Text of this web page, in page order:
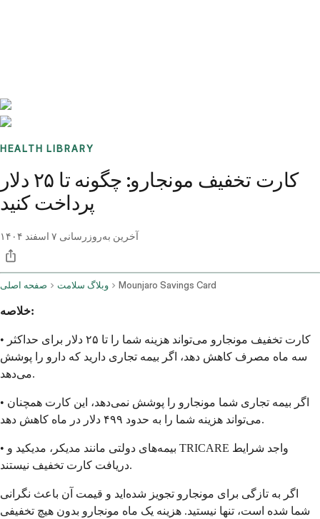
HEALTH LIBRARY
کارت تخفیف مونجارو: چگونه تا ۲۵ دلار
پرداخت کنید
آخرین به‌روزرسانی ۷ اسفند ۱۴۰۴
صفحه اصلی وبلاگ سلامت Mounjaro Savings Card
خلاصه:
• کارت تخفیف مونجارو می‌تواند هزینه شما را تا ۲۵ دلار برای حداکثر
سه ماه مصرف کاهش دهد، اگر بیمه تجاری دارید که دارو را پوشش
می‌دهد.
• اگر بیمه تجاری شما مونجارو را پوشش نمی‌دهد، این کارت همچنان
می‌تواند هزینه شما را به حدود ۴۹۹ دلار در ماه کاهش دهد.
• بیمه‌های دولتی مانند مدیکر، مدیکید و TRICARE واجد شرایط
دریافت کارت تخفیف نیستند.
اگر به تازگی برای مونجارو تجویز شده‌اید و قیمت آن باعث نگرانی
شما شده است، تنها نیستید. هزینه یک ماه مونجارو بدون هیچ تخفیفی